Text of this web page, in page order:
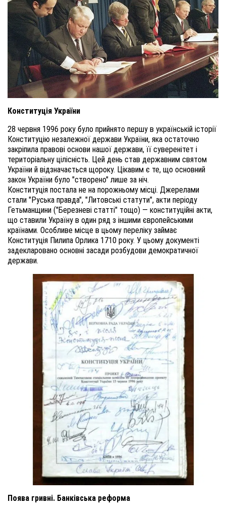
Конституція України
28 червня 1996 року було прийнято першу в українській історії
Конституцію незалежної держави України, яка остаточно
закріпила правові основи нашої держави, її суверенітет і
територіальну цілісність. Цей день став державним святом
України й відзначається щороку. Цікавим є те, що основний
закон України було "створено" лише за ніч.
Конституція постала не на порожньому місці. Джерелами
стали "Руська правда", "Литовські статути", акти періоду
Гетьманщини ("Березневі статті" тощо) — конституційні акти,
що ставили Україну в один ряд з іншими європейськими
країнами. Особливе місце в цьому переліку займає
Конституція Пилипа Орлика 1710 року. У цьому документі
задекларовано основні засади розбудови демократичної
держави.
Поява гривні. Банківська реформа